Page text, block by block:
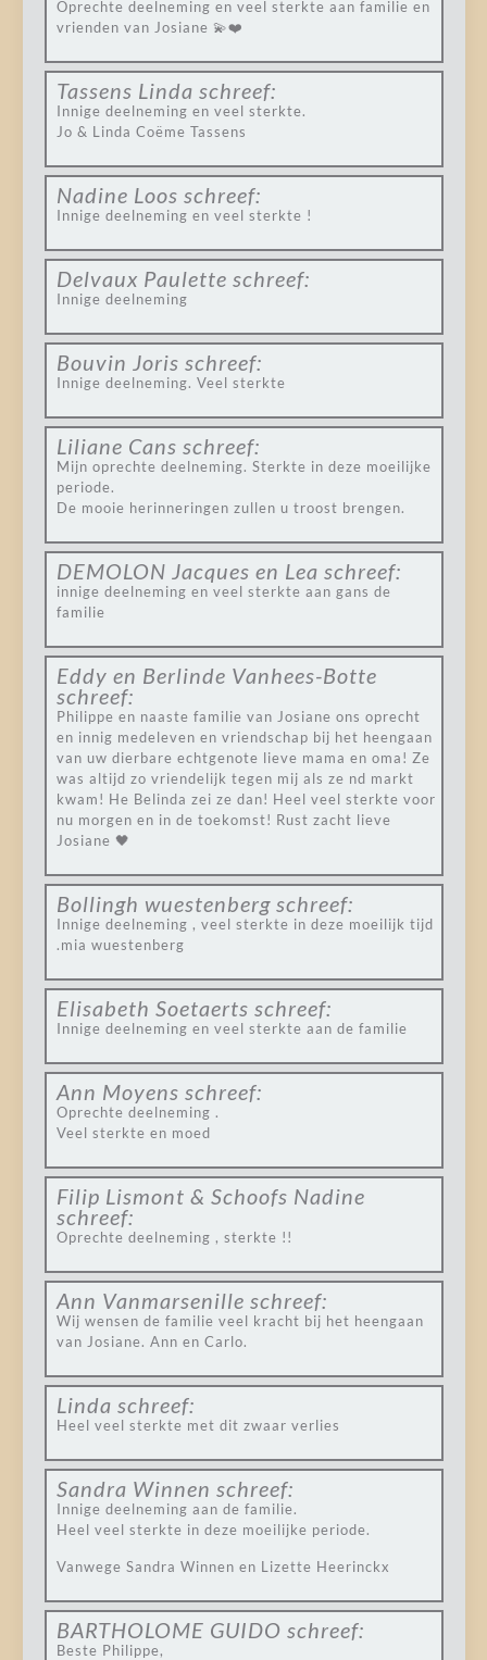
Oprechte deelneming en veel sterkte aan familie en
vrienden van Josiane 💫❤️
Tassens Linda schreef:
Innige deelneming en veel sterkte.
Jo & Linda Coëme Tassens
Nadine Loos schreef:
Innige deelneming en veel sterkte !
Delvaux Paulette schreef:
Innige deelneming
Bouvin Joris schreef:
Innige deelneming. Veel sterkte
Liliane Cans schreef:
Mijn oprechte deelneming. Sterkte in deze moeilijke
periode.
De mooie herinneringen zullen u troost brengen.
DEMOLON Jacques en Lea schreef:
innige deelneming en veel sterkte aan gans de
familie
Eddy en Berlinde Vanhees-Botte
schreef:
Philippe en naaste familie van Josiane ons oprecht
en innig medeleven en vriendschap bij het heengaan
van uw dierbare echtgenote lieve mama en oma! Ze
was altijd zo vriendelijk tegen mij als ze nd markt
kwam! He Belinda zei ze dan! Heel veel sterkte voor
nu morgen en in de toekomst! Rust zacht lieve
Josiane 🖤
Bollingh wuestenberg schreef:
Innige deelneming , veel sterkte in deze moeilijk tijd
.mia wuestenberg
Elisabeth Soetaerts schreef:
Innige deelneming en veel sterkte aan de familie
Ann Moyens schreef:
Oprechte deelneming .
Veel sterkte en moed
Filip Lismont & Schoofs Nadine
schreef:
Oprechte deelneming , sterkte !!
Ann Vanmarsenille schreef:
Wij wensen de familie veel kracht bij het heengaan
van Josiane. Ann en Carlo.
Linda schreef:
Heel veel sterkte met dit zwaar verlies
Sandra Winnen schreef:
Innige deelneming aan de familie.
Heel veel sterkte in deze moeilijke periode.
Vanwege Sandra Winnen en Lizette Heerinckx
BARTHOLOME GUIDO schreef:
Beste Philippe,